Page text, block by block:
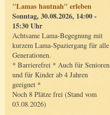
"Lamas hautnah" erleben
Sonntag, 30.08.2026, 14:00 -
15:30 Uhr
Achtsame Lama-Begegnung mit
kurzem Lama-Spaziergang für alle
Generationen.
* Barrierefrei * Auch für Senioren
und für Kinder ab 4 Jahren
geeignet *
Noch 8 Plätze frei (Stand vom
03.08.2026)